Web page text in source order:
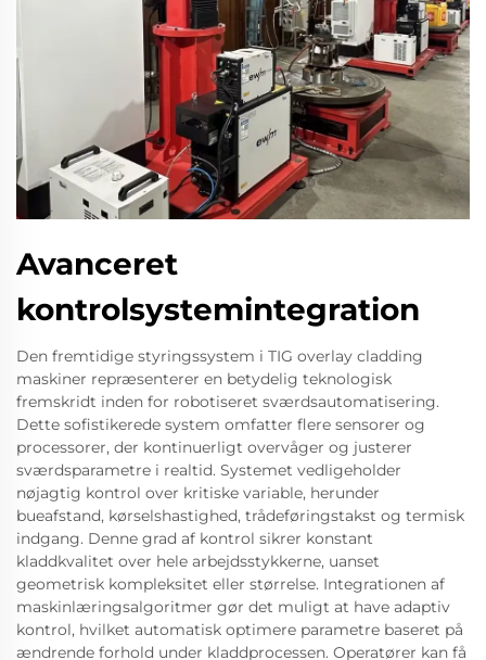
Avanceret
kontrolsystemintegration
Den fremtidige styringssystem i TIG overlay cladding
maskiner repræsenterer en betydelig teknologisk
fremskridt inden for robotiseret sværdsautomatisering.
Dette sofistikerede system omfatter flere sensorer og
processorer, der kontinuerligt overvåger og justerer
sværdsparametre i realtid. Systemet vedligeholder
nøjagtig kontrol over kritiske variable, herunder
bueafstand, kørselshastighed, trådeføringstakst og termisk
indgang. Denne grad af kontrol sikrer konstant
kladdkvalitet over hele arbejdsstykkerne, uanset
geometrisk kompleksitet eller størrelse. Integrationen af
maskinlæringsalgoritmer gør det muligt at have adaptiv
kontrol, hvilket automatisk optimere parametre baseret på
ændrende forhold under kladdprocessen. Operatører kan få